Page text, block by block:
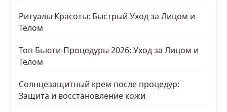
Ритуалы Красоты: Быстрый Уход за Лицом и
Телом
Топ Бьюти-Процедуры 2026: Уход за Лицом и
Телом
Солнцезащитный крем после процедур:
Защита и восстановление кожи